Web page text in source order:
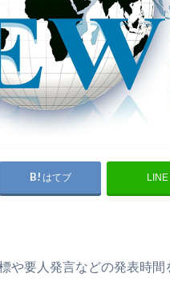
はてブ LINE
や要人発言などの発表時